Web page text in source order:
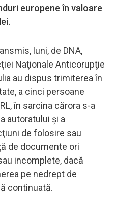
europene în valoare
luni, de DNA,
Naţionale Anticorupţie
au dispus trimiterea în
a cinci persoane
în sarcina cărora s-a
autoratului şi a
de folosire sau
de documente ori
incomplete, dacă
pe nedrept de
continuată.